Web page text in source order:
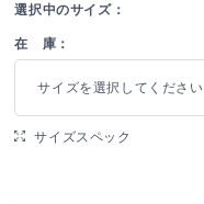
選択中のサイズ：
在 庫：
サイズを選択してください
サイズスペック